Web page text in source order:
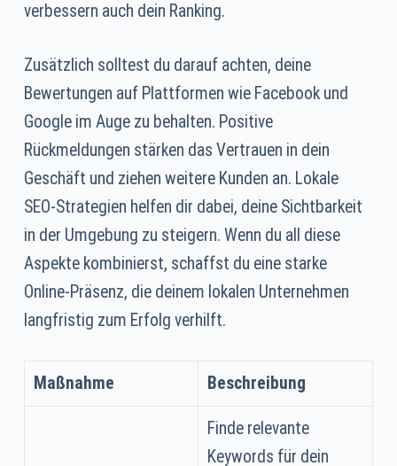
verbessern auch dein Ranking.
Zusätzlich solltest du darauf achten, deine
Bewertungen auf Plattformen wie Facebook und
Google im Auge zu behalten. Positive
Rückmeldungen stärken das Vertrauen in dein
Geschäft und ziehen weitere Kunden an. Lokale
SEO-Strategien helfen dir dabei, deine Sichtbarkeit
in der Umgebung zu steigern. Wenn du all diese
Aspekte kombinierst, schaffst du eine starke
Online-Präsenz, die deinem lokalen Unternehmen
langfristig zum Erfolg verhilft.
Maßnahme Beschreibung
Finde relevante
Keywords für dein